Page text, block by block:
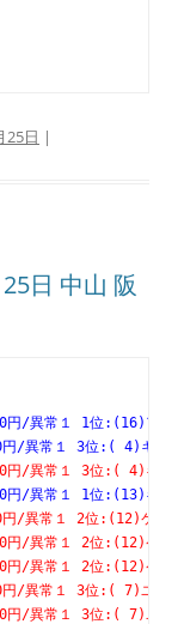
25日 |
日 中山 阪
5530円/異常
円/異常１ 3
円/異常１ 3
円/異常１ 1位
11660円/異常１ 2
円/異常１ 2
円/異常１ 2
円/異常１ 3
円/異常１ 3